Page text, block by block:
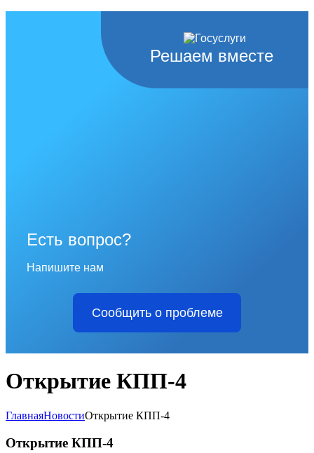
Решаем вместе
Есть вопрос?
Напишите нам
Сообщить о проблеме
Открытие КПП-4
ГлавнаяНовостиОткрытие КПП-4
Открытие КПП-4